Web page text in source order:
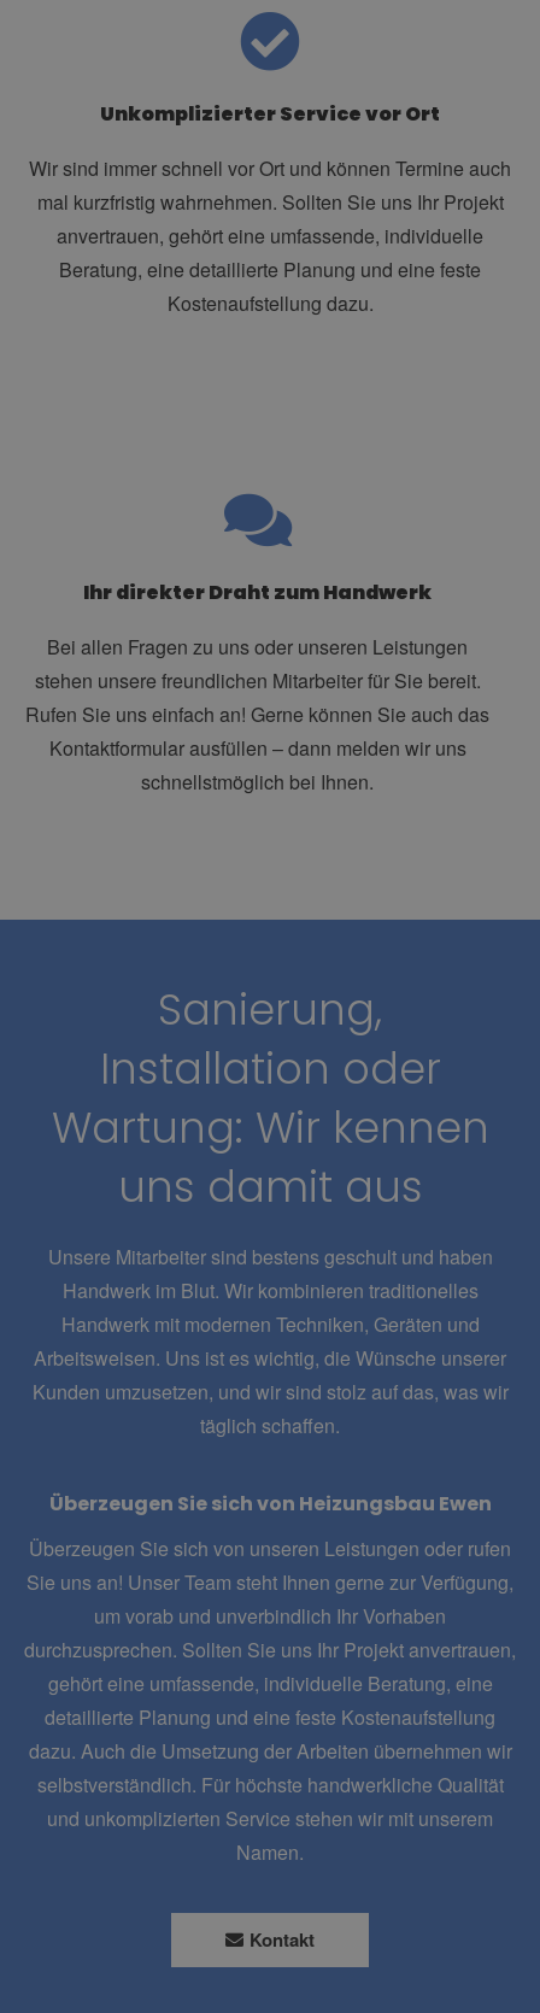
Unkomplizierter Service vor Ort
Wir sind immer schnell vor Ort und können Termine auch
mal kurzfristig wahrnehmen. Sollten Sie uns Ihr Projekt
anvertrauen, gehört eine umfassende, individuelle
Beratung, eine detaillierte Planung und eine feste
Kostenaufstellung dazu.
Ihr direkter Draht zum Handwerk
Bei allen Fragen zu uns oder unseren Leistungen
stehen unsere freundlichen Mitarbeiter für Sie bereit.
Rufen Sie uns einfach an! Gerne können Sie auch das
Kontaktformular ausfüllen – dann melden wir uns
schnellstmöglich bei Ihnen.
Sanierung,
Installation oder
Wartung: Wir kennen
uns damit aus
Unsere Mitarbeiter sind bestens geschult und haben
Handwerk im Blut. Wir kombinieren traditionelles
Handwerk mit modernen Techniken, Geräten und
Arbeitsweisen. Uns ist es wichtig, die Wünsche unserer
Kunden umzusetzen, und wir sind stolz auf das, was wir
täglich schaffen.
Überzeugen Sie sich von Heizungsbau Ewen
Überzeugen Sie sich von unseren Leistungen oder rufen
Sie uns an! Unser Team steht Ihnen gerne zur Verfügung,
um vorab und unverbindlich Ihr Vorhaben
durchzusprechen. Sollten Sie uns Ihr Projekt anvertrauen,
gehört eine umfassende, individuelle Beratung, eine
detaillierte Planung und eine feste Kostenaufstellung
dazu. Auch die Umsetzung der Arbeiten übernehmen wir
selbstverständlich. Für höchste handwerkliche Qualität
und unkomplizierten Service stehen wir mit unserem
Namen.
Kontakt